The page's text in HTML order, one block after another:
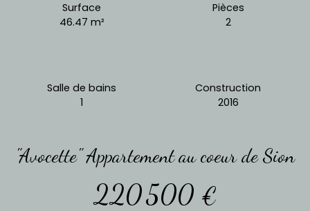
Surface
46.47 m²
Pièces
2
Salle de bains
1
Construction
2016
"Avocette" Appartement au coeur de Sion
220 500 €